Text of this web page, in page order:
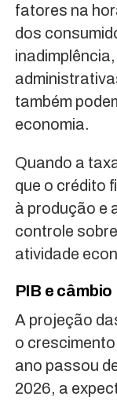
fatores na
dos
também
economia.
Quando a
que o crédito
à produção e
controle
atividade
PIB e câmbio
A projeção
o
ano passou
2026, a